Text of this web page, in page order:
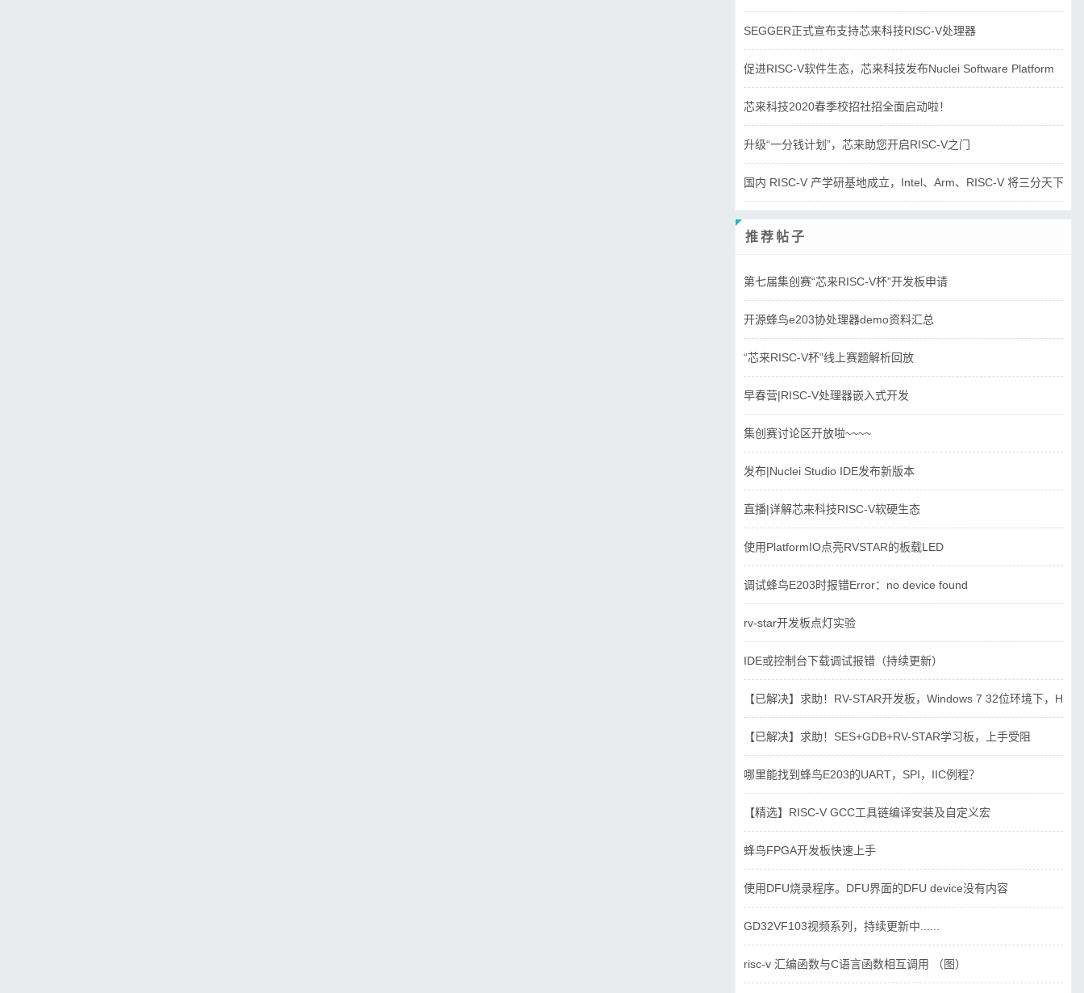
SEGGER正式宣布支持芯来科技RISC-V处理器
促进RISC-V软件生态，芯来科技发布Nuclei Software Platform
芯来科技2020春季校招社招全面启动啦！
升级“一分钱计划”，芯来助您开启RISC-V之门
国内 RISC-V 产学研基地成立，Intel、Arm、RISC-V 将三分天下？
推荐帖子
第七届集创赛“芯来RISC-V杯”开发板申请
开源蜂鸟e203协处理器demo资料汇总
“芯来RISC-V杯”线上赛题解析回放
早春营|RISC-V处理器嵌入式开发
集创赛讨论区开放啦~~~~
发布|Nuclei Studio IDE发布新版本
直播|详解芯来科技RISC-V软硬生态
使用PlatformIO点亮RVSTAR的板载LED
调试蜂鸟E203时报错Error：no device found
rv-star开发板点灯实验
IDE或控制台下载调试报错（持续更新）
【已解决】求助！RV-STAR开发板，Windows 7 32位环境下，
【已解决】求助！SES+GDB+RV-STAR学习板，上手受阻
哪里能找到蜂鸟E203的UART，SPI，IIC例程？
【精选】RISC-V GCC工具链编译安装及自定义宏
蜂鸟FPGA开发板快速上手
使用DFU烧录程序。DFU界面的DFU device没有内容
GD32VF103视频系列，持续更新中......
risc-v 汇编函数与C语言函数相互调用 （图）